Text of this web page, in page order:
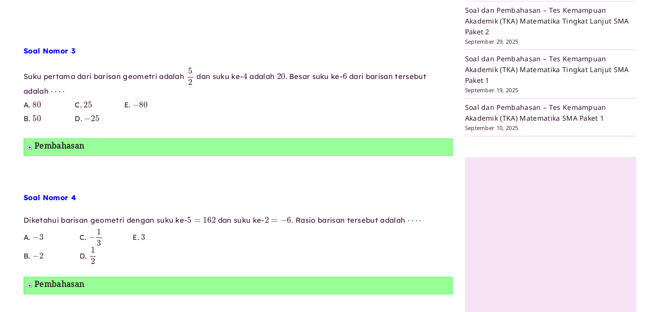
Soal Nomor 3
Suku pertama dari barisan geometri adalah
52
dan suku ke-
4
adalah
20
. Besar suku ke-
6
dari barisan tersebut
adalah
A.
80
C.
25
E.
80
B.
50
D.
25
Pembahasan
Soal Nomor 4
Diketahui barisan geometri dengan suku ke-
5 162
dan suku ke-
2
Rasio barisan tersebut adalah
A.
3
C.
13
E.
3
B.
2
D.
12
Pembahasan
Soal dan Pembahasan – Tes Kemampuan
Akademik (TKA) Matematika Tingkat Lanjut SMA
Paket 2
September 29, 2025
Soal dan Pembahasan – Tes Kemampuan
Akademik (TKA) Matematika Tingkat Lanjut SMA
Paket 1
September 19, 2025
Soal dan Pembahasan – Tes Kemampuan
Akademik (TKA) Matematika SMA Paket 1
September 10, 2025